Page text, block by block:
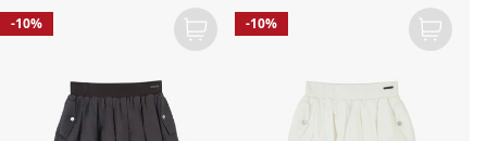
-10% -10%